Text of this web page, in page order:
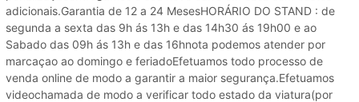
adicionais.Garantia de 12 a 24 MesesHORÁRIO DO STAND : de
segunda a sexta das 9h ás 13h e das 14h30 ás 19h00 e ao
Sabado das 09h ás 13h e das 16hnota podemos atender por
marcaçao ao domingo e feriadoEfetuamos todo processo de
venda online de modo a garantir a maior segurança.Efetuamos
videochamada de modo a verificar todo estado da viatura(por